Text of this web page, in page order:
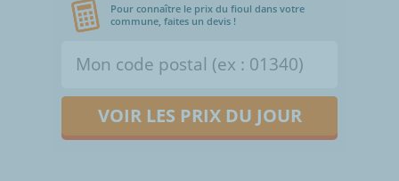
Pour connaître le prix du fioul dans votre
commune, faites un devis !
VOIR LES PRIX DU JOUR